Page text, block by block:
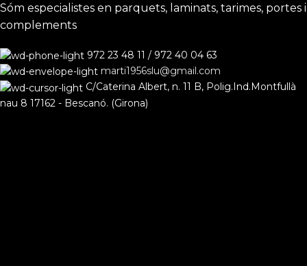
Sóm especialistes en parquets, laminats, tarimes, portes i
complements
972 23 48 11 / 972 40 04 63
marti1956slu@gmail.com
C/Caterina Albert, n. 11 B, Polig.Ind.Montfullà
nau 8 17162 - Bescanó. (Girona)